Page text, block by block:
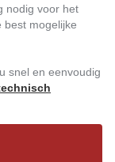
nodig voor het
best mogelijke
snel en eenvoudig